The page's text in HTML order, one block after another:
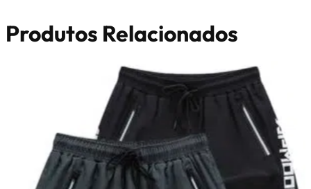
Produtos Relacionados